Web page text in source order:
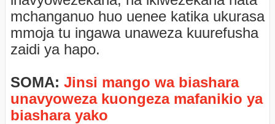
mchanganuo huo uenee katika ukurasa
mmoja tu ingawa unaweza kuurefusha
zaidi ya hapo.
SOMA: Jinsi mango wa biashara
unavyoweza kuongeza mafanikio ya
biashara yako